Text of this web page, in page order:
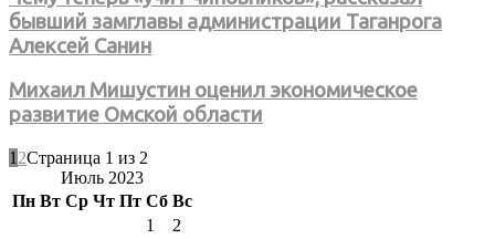
бывший замглавы администрации Таганрога
Алексей Санин
Михаил Мишустин оценил экономическое
развитие Омской области
1 2Страница 1 из 2
Июль 2023
Пн Вт Ср Чт Пт Сб Вс
1
2